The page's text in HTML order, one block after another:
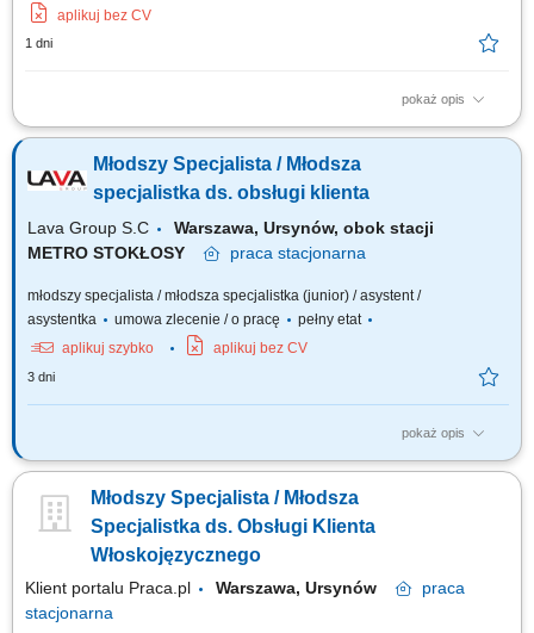
aplikuj bez CV
1 dni
pokaż opis
Kompleksowa obsługa zamówień oraz przygotowywanie ofert
zakresie realizowanych zamówień. Tworzenie wizualizacji produktów
zgodnie z przekazanymi wytycznymi. Aktualizacja oraz weryfikacja baz
Młodszy Specjalista / Młodsza
specjalistka ds. obsługi klienta
Lava Group S.C
Warszawa, Ursynów, obok stacji
METRO STOKŁOSY
praca stacjonarna
młodszy specjalista / młodsza specjalistka (junior) / asystent /
asystentka
umowa zlecenie / o pracę
pełny etat
aplikuj szybko
aplikuj bez CV
3 dni
pokaż opis
obsługa zamówień i przygotowywanie ofert handlowych; kontakt mailowy
budowanie baz i ich weryfikacja; współpraca z innymi działami firmy;
Młodszy Specjalista / Młodsza
Specjalistka ds. Obsługi Klienta
Włoskojęzycznego
Klient portalu Praca.pl Warszawa, Ursynów
praca
stacjonarna